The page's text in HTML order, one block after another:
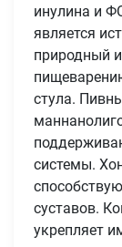
инулина и
является
природный
стула.
системы.
суставов.
укрепляет